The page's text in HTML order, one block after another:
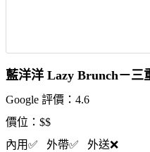
藍洋洋 Lazy Brunch－三
Google 評價：4.6
價位：$$
內用✅ 外帶✅ 外送❌